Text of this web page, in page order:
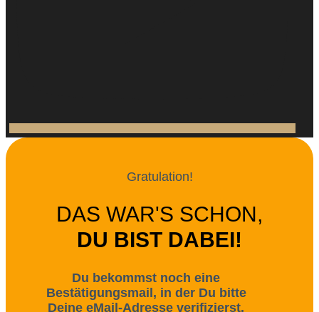
Gratulation!
DAS WAR'S SCHON,
DU BIST DABEI!
Du bekommst noch eine
Bestätigungsmail, in der Du bitte
Deine eMail-Adresse verifizierst.